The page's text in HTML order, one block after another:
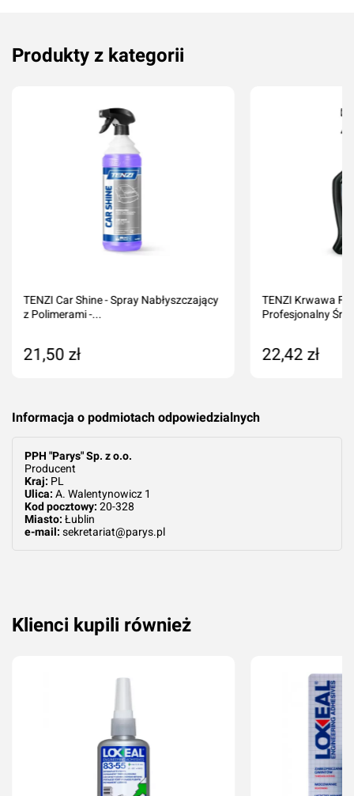
Produkty z kategorii
TENZI Car Shine - Spray Nabłyszczający
z Polimerami -...
21,50 zł
TENZI Krwawa
Profesjonalny
22,42 zł
Informacja o podmiotach odpowiedzialnych
PPH "Parys" Sp. z o.o.
Producent
Kraj: PL
Ulica: A. Walentynowicz 1
Kod pocztowy: 20-328
Miasto: Łublin
e-mail: sekretariat@parys.pl
Klienci kupili również